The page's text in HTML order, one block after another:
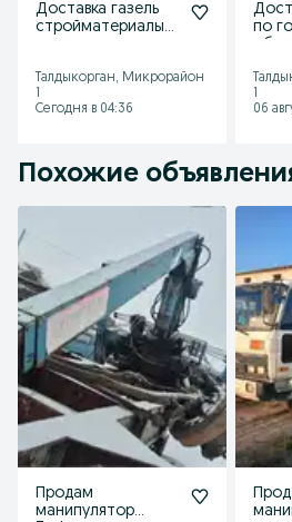
Доставка газель
стройматериалы
кузов 4.20
Талдыкорган, Микрорайон
1
Сегодня в 04:36
по
1
06
Похожие
Продам
манипулятор